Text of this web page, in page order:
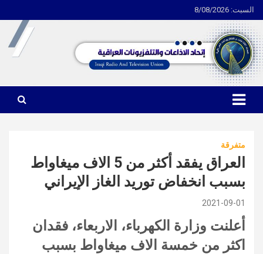
السبت: 8/08/2026
Skip
to
content
اتحاد الاذاعات والتلفزيونات العراقية
متفرقة
العراق يفقد أكثر من 5 الاف ميغاواط
بسبب انخفاض توريد الغاز الإيراني
2021-09-01
أعلنت وزارة الكهرباء، الاربعاء، فقدان
اكثر من خمسة الاف ميغاواط بسبب